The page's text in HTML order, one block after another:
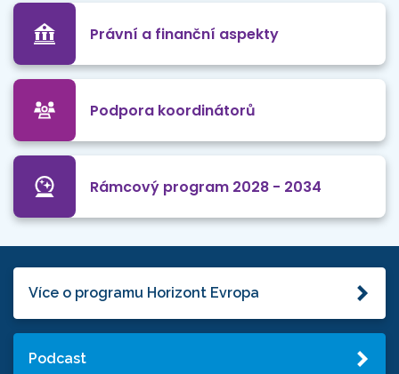
Právní a finanční aspekty
Podpora koordinátorů
Rámcový program 2028 - 2034
Více o programu Horizont Evropa
Podcast